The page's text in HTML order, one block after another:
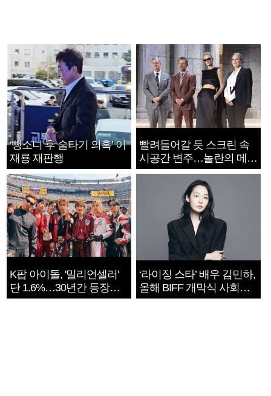
‘뺑소니 후 술타기 의혹’ 이
재룡 재판행
빨려들어갈 듯 스크린 속
시공간 변주…놀란의 메시
지는 ‘전쟁 속죄’
K팝 아이돌, '밀리언셀러'
단 1.6%…30년간 등장
1182개팀 전수조사
‘라이징 스타’ 배우 김민하,
올해 BIFF 개막식 사회자
확정